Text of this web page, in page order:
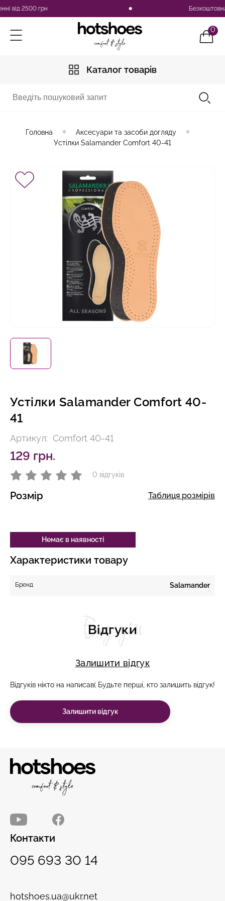
грн Безкоштовна
0
Каталог товарів
Головна
Аксесуари та засоби догляду
Устілки Salamander Comfort 40-41
Устілки Salamander Comfort 40-
41
Артикул: Comfort 40-41
129 грн.
0 відгуків
Розмір Таблиця розмірів
Немає в наявності
Характеристики товару
Бренд Salamander
Відгуки
Відгуки
Залишити відгук
Відгуків нікто на написав( Будьте перші, кто залишить відгук!
Залишити відгук
Контакти
095 693 30 14
hotshoes.ua@ukr.net